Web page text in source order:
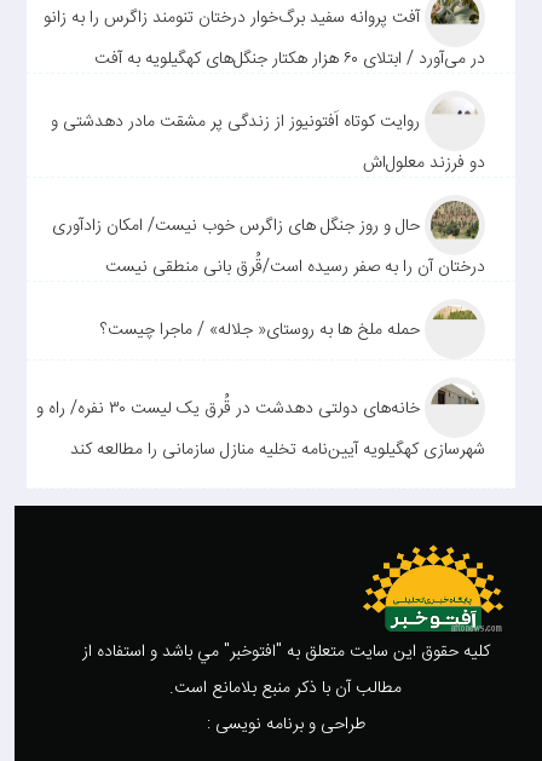
آفت پروانه سفید برگ‌خوار درختان تنومند زاگرس را به زانو
در می‌آورد / ابتلای ۶۰ هزار هکتار جنگل‌های کهگیلویه به آفت
روایت کوتاه اَفتونیوز از زندگی پر مشقت مادر دهدشتی و
دو فرزند معلول‌اش
حال و روز جنگل های زاگرس خوب نیست/ امکان زادآوری
درختان آن را به صفر رسیده است/قُرق بانی منطقی نیست
حمله ملخ ها به روستای« جلاله» / ماجرا چیست؟
خانه‌های دولتی دهدشت در قُرق یک لیست ۳۰ نفره/ راه و
شهرسازی کهگیلویه آیین‌نامه تخلیه منازل سازمانی را مطالعه کند
کليه حقوق اين سايت متعلق به "افتوخبر" مي باشد و استفاده از
مطالب آن با ذکر منبع بلامانع است.
طراحی و برنامه نویسی :